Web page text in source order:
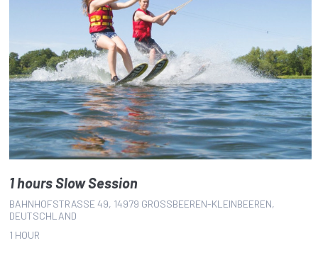
1 hours Slow Session
BAHNHOFSTRASSE 49, 14979 GROSSBEEREN-KLEINBEEREN, DE
UTSCHLAND
1 HOUR